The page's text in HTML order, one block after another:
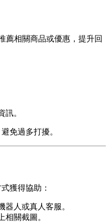
薦相關商品或優惠，提升回
訊。
免過多打擾。
獲得協助：
器人或真人客服。
相關截圖。